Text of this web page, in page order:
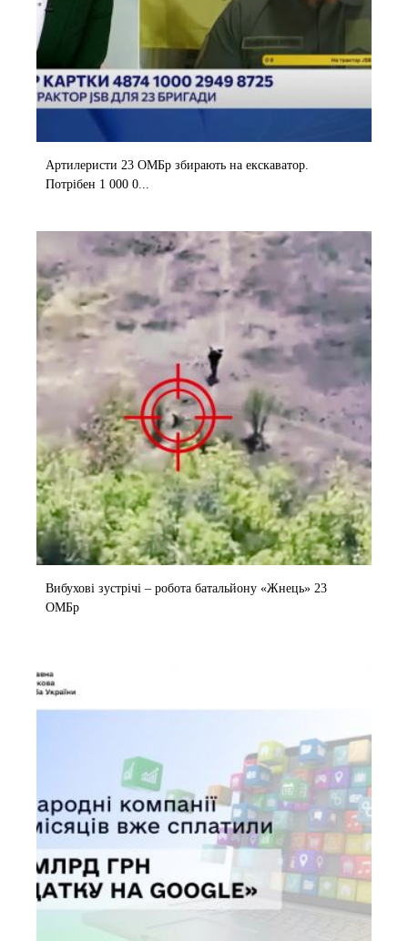
Артилеристи 23 ОМБр збирають на екскаватор.
Потрібен 1 000 0...
Вибухові зустрічі – робота батальйону «Жнець» 23
ОМБр